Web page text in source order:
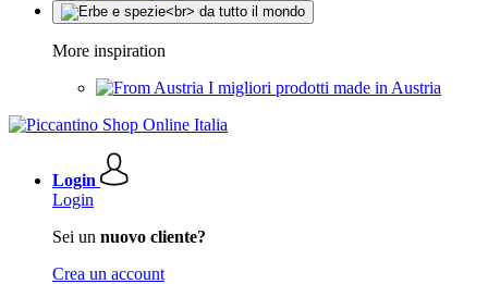
More inspiration
I migliori prodotti made in Austria
Login
Login
Sei un nuovo cliente?
Crea un account